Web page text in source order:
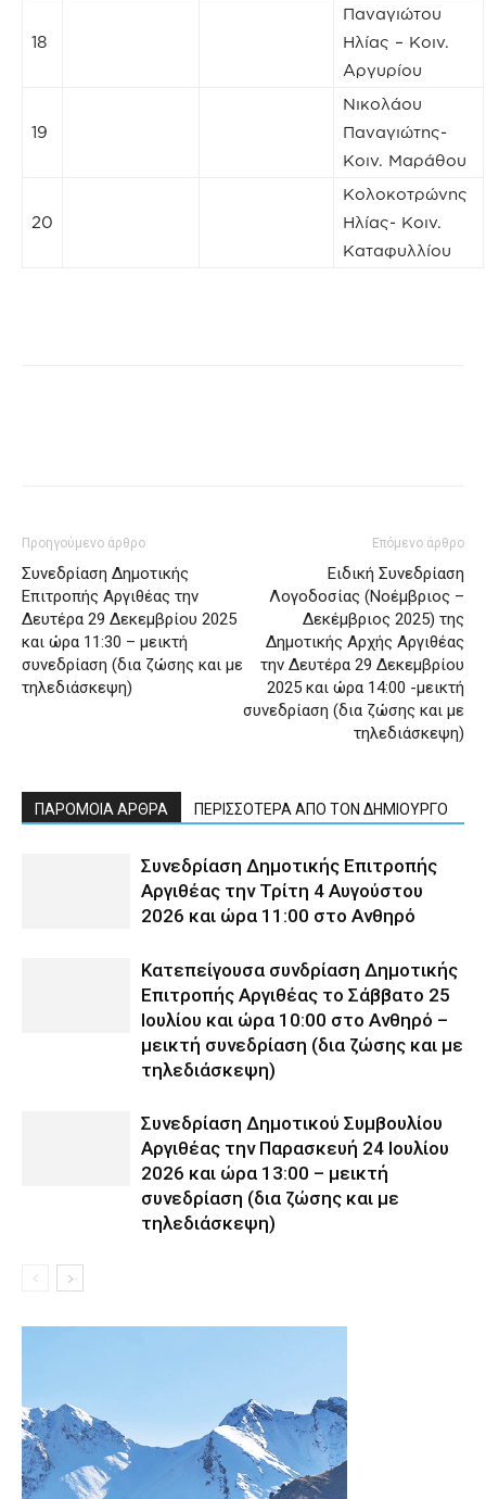
18
Παναγιώτου
Ηλίας – Κοιν.
Αργυρίου
19
Νικολάου
Παναγιώτης-
Κοιν. Μαράθου
20
Κολοκοτρώνης
Ηλίας- Κοιν.
Καταφυλλίου
Προηγούμενο άρθρο
Συνεδρίαση Δημοτικής
Επιτροπής Αργιθέας την
Δευτέρα 29 Δεκεμβρίου 2025
και ώρα 11:30 – μεικτή
συνεδρίαση (δια ζώσης και με
τηλεδιάσκεψη)
Επόμενο άρθρο
Ειδική Συνεδρίαση
Λογοδοσίας (Νοέμβριος –
Δεκέμβριος 2025) της
Δημοτικής Αρχής Αργιθέας
την Δευτέρα 29 Δεκεμβρίου
2025 και ώρα 14:00 -μεικτή
συνεδρίαση (δια ζώσης και με
τηλεδιάσκεψη)
ΠΑΡΟΜΟΙΑ ΑΡΘΡΑ ΠΕΡΙΣΣΟΤΕΡΑ ΑΠΟ ΤΟΝ ΔΗΜΙΟΥΡΓΟ
Συνεδρίαση Δημοτικής Επιτροπής
Αργιθέας την Τρίτη 4 Αυγούστου
2026 και ώρα 11:00 στο Ανθηρό
Κατεπείγουσα συνδρίαση Δημοτικής
Επιτροπής Αργιθέας το Σάββατο 25
Ιουλίου και ώρα 10:00 στο Ανθηρό –
μεικτή συνεδρίαση (δια ζώσης και με
τηλεδιάσκεψη)
Συνεδρίαση Δημοτικού Συμβουλίου
Αργιθέας την Παρασκευή 24 Ιουλίου
2026 και ώρα 13:00 – μεικτή
συνεδρίαση (δια ζώσης και με
τηλεδιάσκεψη)